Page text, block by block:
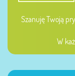
Szanuję Twoją
W